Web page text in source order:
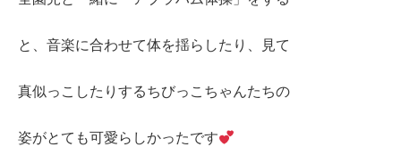
と、音楽に合わせて体を揺らしたり、見て
真似っこしたりするちびっこちゃんたちの
姿がとても可愛らしかったです